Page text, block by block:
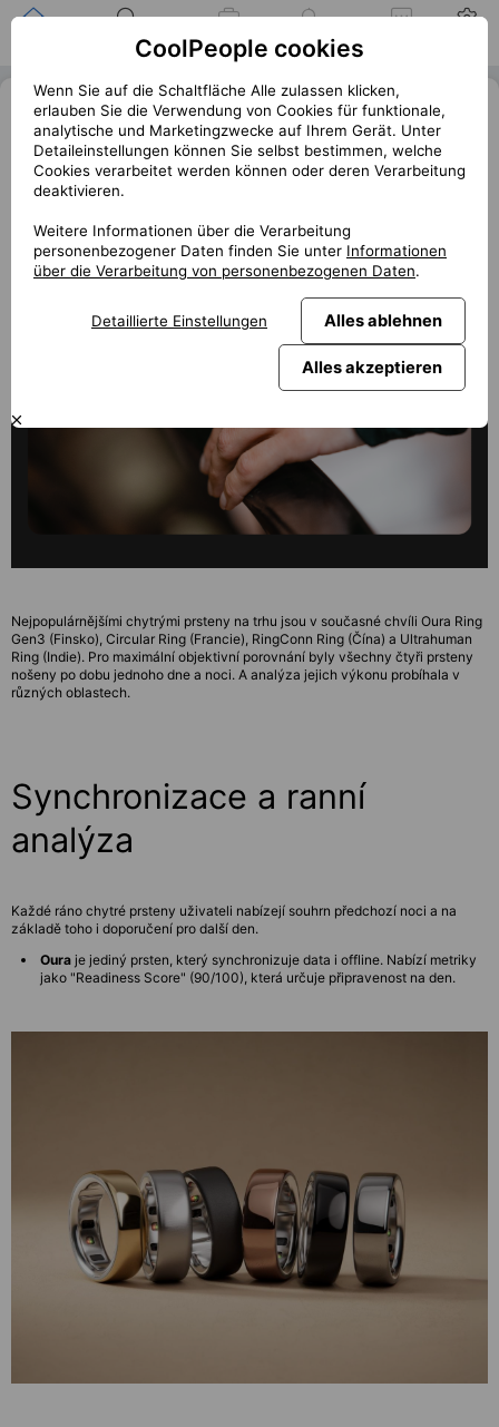
Position
Jobs
Chytré prsteny v souboji funkcí a
aplikací: Který kraluje trhu?
« Zurück
Chytré prsteny nabízejí stylovou alternativu k fitness
náramkům a hodinkám. Jak si vedou v přímém srovnání?
Nejpopulárnějšími chytrými prsteny na trhu jsou v současné chvíli Oura Ring
Gen3 (Finsko), Circular Ring (Francie), RingConn Ring (Čína) a Ultrahuman
Ring (Indie). Pro maximální objektivní porovnání byly všechny čtyři prsteny
nošeny po dobu jednoho dne a noci. A analýza jejich výkonu probíhala v
různých oblastech.
Synchronizace a ranní
analýza
Každé ráno chytré prsteny uživateli nabízejí souhrn předchozí noci a na
základě toho i doporučení pro další den.
Oura je jediný prsten, který synchronizuje data i offline. Nabízí metriky
jako "Readiness Score" (90/100), která určuje připravenost na den.
CoolPeople cookies
Wenn Sie auf die Schaltfläche Alle zulassen klicken,
erlauben Sie die Verwendung von Cookies für funktionale,
analytische und Marketingzwecke auf Ihrem Gerät. Unter
Detaileinstellungen können Sie selbst bestimmen, welche
Cookies verarbeitet werden können oder deren Verarbeitung
deaktivieren.
Weitere Informationen über die Verarbeitung
personenbezogener Daten finden Sie unter Informationen
über die Verarbeitung von personenbezogenen Daten.
Detaillierte Einstellungen Alles ablehnen
Alles akzeptieren